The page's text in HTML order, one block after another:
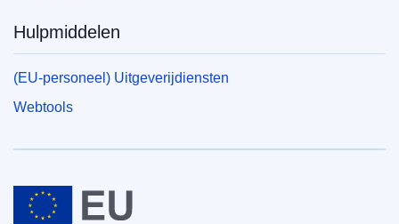
Hulpmiddelen
(EU-personeel) Uitgeverijdiensten
Webtools
Europese Unie